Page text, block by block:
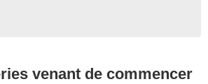
venant de commencer